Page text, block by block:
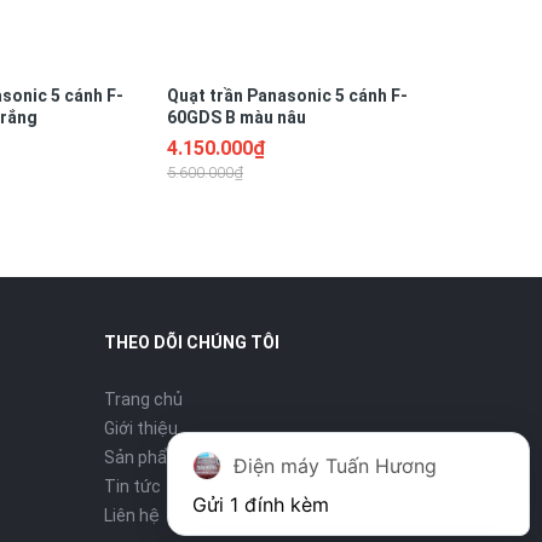
5 cánh F-
Quạt trần Panasonic 5 cánh F-
60GDS B màu nâu
4.150.000₫
5.600.000₫
THEO DÕI CHÚNG TÔI
Trang chủ
Giới thiệu
Sản phẩm
Tin tức
Liên hệ
Điện máy Tuấn Hương
Gửi 1 đính kèm